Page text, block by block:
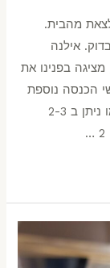
מס' 1 של 2022 בלי לצאת מהבית.
אילנה
בפנינו את
הכנסה נוספת
בפרק זמן לימודים שאורך כ-8 חודשים שבסיומו ניתן ב 2-3